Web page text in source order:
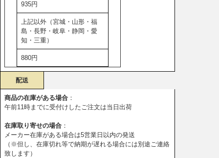
935円
上記以外（宮城・山形・福
島・長野・岐阜・静岡・愛
知・三重）
880円
配送
商品の在庫がある場合 ：
午前11時までに受付けしたご注文は当日出荷
在庫取り寄せの場合 ：
メーカー在庫がある場合は5営業日以内の発送
（※但し、在庫切れ等で納期が遅れる場合には別途ご連絡
致します）